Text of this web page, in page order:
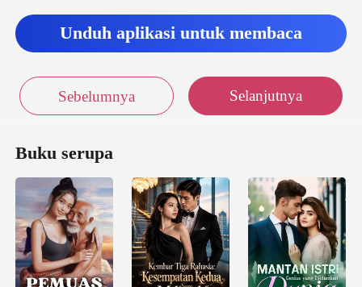
Unduh aplikasi untuk membaca
Sebelumnya Selanjutnya
Buku serupa